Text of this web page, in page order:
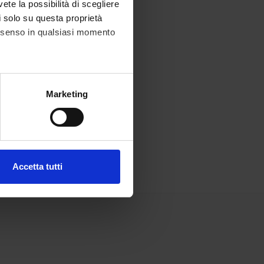
la possibilità di scegliere
su questa proprietà
in qualsiasi momento
metro,Marketing
Accetta tutti